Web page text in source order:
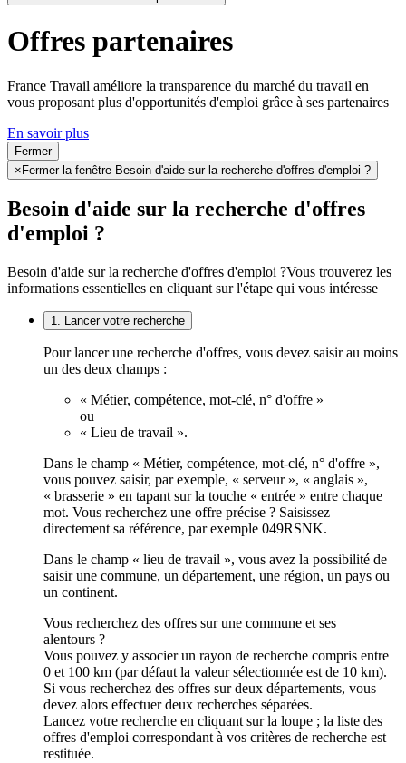
Offres partenaires
France Travail améliore la transparence du marché du travail en
vous proposant plus d'opportunités d'emploi grâce à ses partenaires
En savoir plus
Fermer
×Fermer la fenêtre Besoin d'aide sur la recherche d'offres d'emploi ?
Besoin d'aide sur la recherche d'offres
d'emploi ?
Besoin d'aide sur la recherche d'offres d'emploi ?Vous trouverez les
informations essentielles en cliquant sur l'étape qui vous intéresse
1. Lancer votre recherche
Pour lancer une recherche d'offres, vous devez saisir au moins
un des deux champs :
« Métier, compétence, mot-clé, n° d'offre »
ou
« Lieu de travail ».
Dans le champ « Métier, compétence, mot-clé, n° d'offre »,
vous pouvez saisir, par exemple, « serveur », « anglais »,
« brasserie » en tapant sur la touche « entrée » entre chaque
mot. Vous recherchez une offre précise ? Saisissez
directement sa référence, par exemple 049RSNK.
Dans le champ « lieu de travail », vous avez la possibilité de
saisir une commune, un département, une région, un pays ou
un continent.
Vous recherchez des offres sur une commune et ses
alentours ?
Vous pouvez y associer un rayon de recherche compris entre
0 et 100 km (par défaut la valeur sélectionnée est de 10 km).
Si vous recherchez des offres sur deux départements, vous
devez alors effectuer deux recherches séparées.
Lancez votre recherche en cliquant sur la loupe ; la liste des
offres d'emploi correspondant à vos critères de recherche est
restituée.